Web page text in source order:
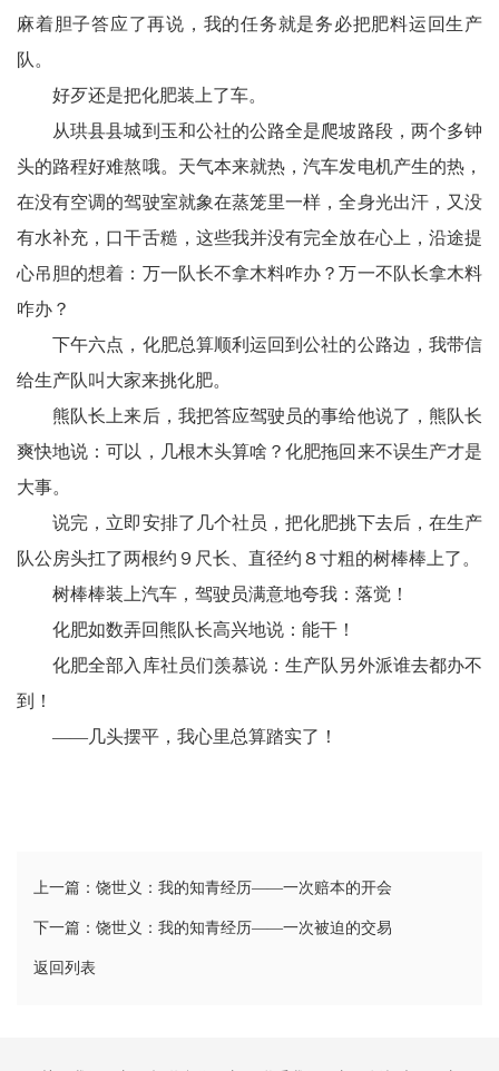
麻着胆子答应了再说，我的任务就是务必把肥料运回生产
队。
好歹还是把化肥装上了车。
从珙县县城到玉和公社的公路全是爬坡路段，两个多钟
头的路程好难熬哦。天气本来就热，汽车发电机产生的热，
在没有空调的驾驶室就象在蒸笼里一样，全身光出汗，又没
有水补充，口干舌糙，这些我并没有完全放在心上，沿途提
心吊胆的想着：万一队长不拿木料咋办？万一不队长拿木料
咋办？
下午六点，化肥总算顺利运回到公社的公路边，我带信
给生产队叫大家来挑化肥。
熊队长上来后，我把答应驾驶员的事给他说了，熊队长
爽快地说：可以，几根木头算啥？化肥拖回来不误生产才是
大事。
说完，立即安排了几个社员，把化肥挑下去后，在生产
队公房头扛了两根约９尺长、直径约８寸粗的树棒棒上了。
树棒棒装上汽车，驾驶员满意地夸我：落觉！
化肥如数弄回熊队长高兴地说：能干！
化肥全部入库社员们羡慕说：生产队另外派谁去都办不
到！
——几头摆平，我心里总算踏实了！
上一篇：饶世义：我的知青经历——一次赔本的开会
下一篇：饶世义：我的知青经历——一次被迫的交易
返回列表